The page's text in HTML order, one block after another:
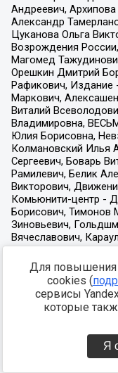
Для повышения
cookies (
сервисы
которые
Я